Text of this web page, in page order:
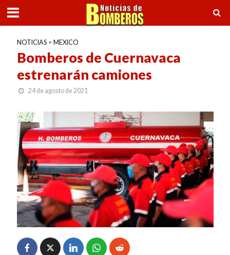
NOTICIAS • MEXICO
Bomberos de Cuernavaca
estrenarán camiones
24 de agosto de 2021